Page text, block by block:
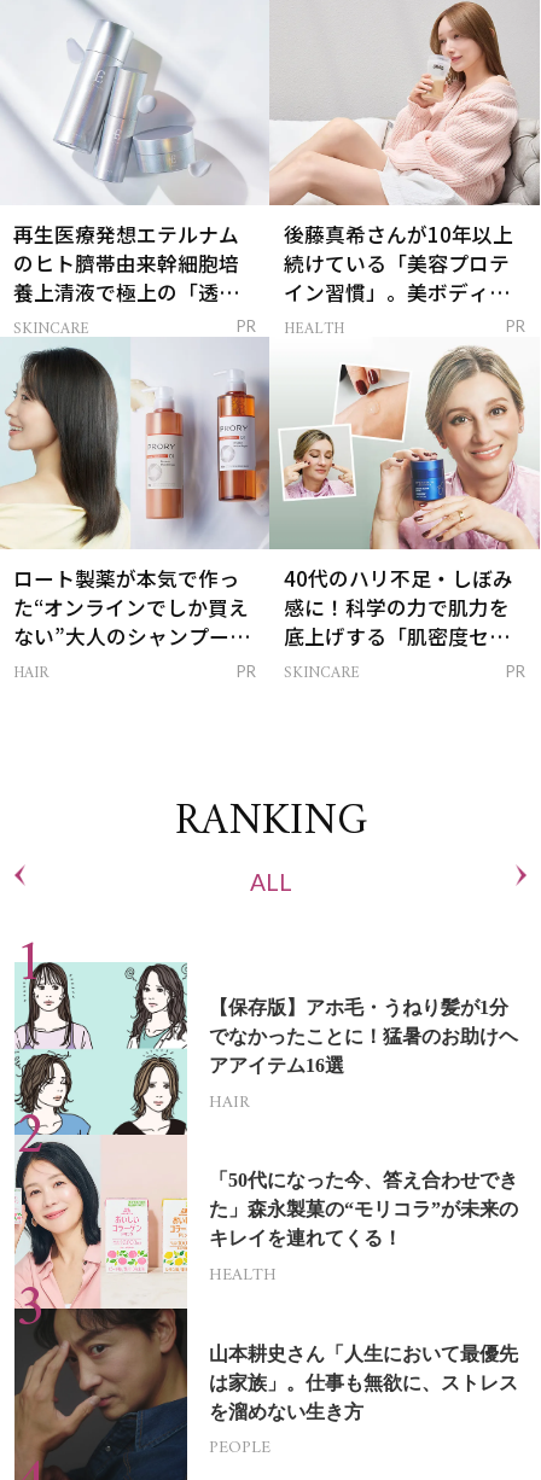
再生医療発想エテルナム
のヒト臍帯由来幹細胞培
養上清液で極上の「透明
感ハリ肌」へ
SKINCARE PR
後藤真希さんが10年以上
続けている「美容プロテ
イン習慣」。美ボディを
支える朝ルーティンと
HEALTH PR
ロート製薬が本気で作っ
た“オンラインでしか買え
ない”大人のシャンプー＆
トリートメントって？
HAIR PR
40代のハリ不足・しぼみ
感に！科学の力で肌力を
底上げする「肌密度セラ
ム」
SKINCARE PR
RANKING
ALL
【保存版】アホ毛・うねり髪が1分
でなかったことに！猛暑のお助けヘ
アアイテム16選
HAIR
「50代になった今、答え合わせでき
た」森永製菓の“モリコラ”が未来の
キレイを連れてくる！
HEALTH
山本耕史さん「人生において最優先
は家族」。仕事も無欲に、ストレス
を溜めない生き方
PEOPLE